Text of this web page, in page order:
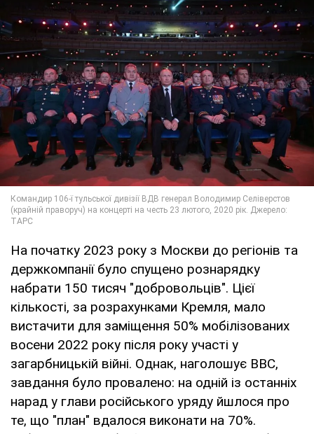
На початку 2023 року з Москви до регіонів та
держкомпанії було спущено рознарядку
набрати 150 тисяч "добровольців". Цієї
кількості, за розрахунками Кремля, мало
вистачити для заміщення 50% мобілізованих
восени 2022 року після року участі у
загарбницькій війні. Однак, наголошує ВВС,
завдання було провалено: на одній із останніх
нарад у глави російського уряду йшлося про
те, що "план" вдалося виконати на 70%.